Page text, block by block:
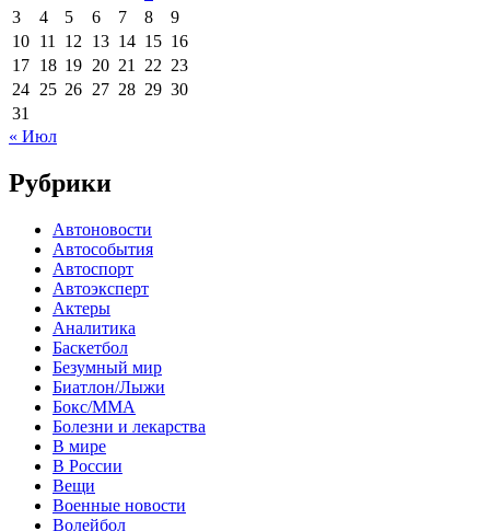
3
4 5 6 7 8
9
10 11 12 13 14 15 16
17 18 19 20 21 22 23
24 25 26 27 28 29 30
31
« Июл
Рубрики
Автоновости
Автособытия
Автоспорт
Автоэксперт
Актеры
Аналитика
Баскетбол
Безумный мир
Биатлон/Лыжи
Бокс/MMA
Болезни и лекарства
В мире
В России
Вещи
Военные новости
Волейбол